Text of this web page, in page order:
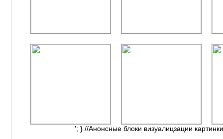
'; } //Анонсные блоки визуалицзации